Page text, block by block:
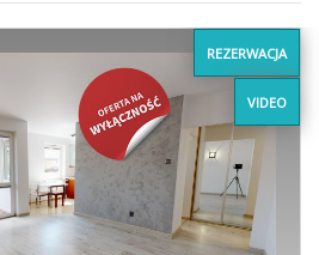
REZERWACJA
VIDEO